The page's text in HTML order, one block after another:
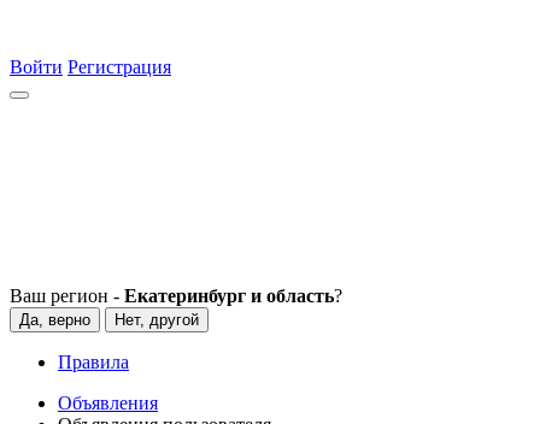
Войти Регистрация
Ваш регион - Екатеринбург и область?
Да, верно Нет, другой
Правила
Объявления